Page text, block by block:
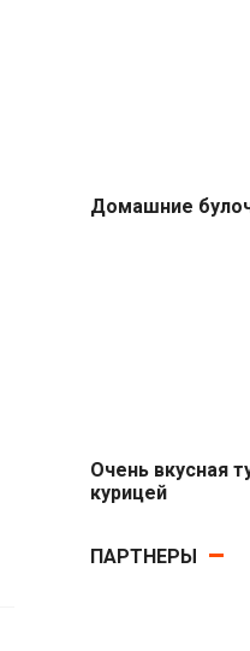
Домашние
Вторые блюда
Очень вкусная
курицей
ПАРТНЕРЫ